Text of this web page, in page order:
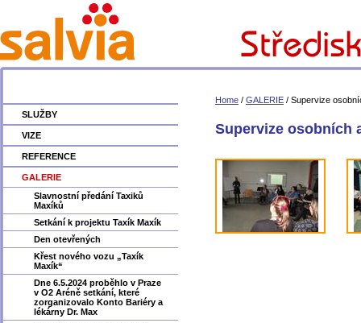
SLUŽBY
VIZE
REFERENCE
GALERIE
Slavnostní předání Taxiků
Maxíků
Setkání k projektu Taxík Maxík
Den otevřených
Křest nového vozu „Taxík
Maxík“
Dne 6.5.2024 proběhlo v Praze
v O2 Aréně setkání, které
zorganizovalo Konto Bariéry a
lékárny Dr. Max
Home / GALERIE / Supervize
Supervize osobních